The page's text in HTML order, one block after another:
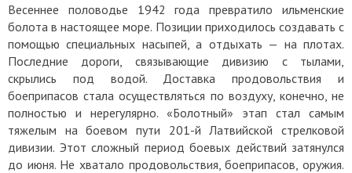
Весеннее половодье 1942 года превратило ильменские
болота в настоящее море. Позиции приходилось создавать с
помощью специальных насыпей, а отдыхать — на плотах.
Последние дороги, связывающие дивизию с тылами,
скрылись под водой. Доставка продовольствия и
боеприпасов стала осуществляться по воздуху, конечно, не
полностью и нерегулярно. «Болотный» этап стал самым
тяжелым на боевом пути 201-й Латвийской стрелковой
дивизии. Этот сложный период боевых действий затянулся
до июня. Не хватало продовольствия, боеприпасов, оружия.